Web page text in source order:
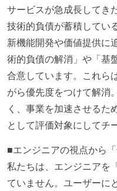
サービスが急成長してき
技術的負債が蓄積してい
新機能開発や価値提供に
術的負債の解消」や「基
合意しています。これら
がら優先度をつけて解消
く、事業を加速させるた
として評価対象にしてチ
■エンジニアの視点から
私たちは、エンジニアを
ていません。ユーザーに